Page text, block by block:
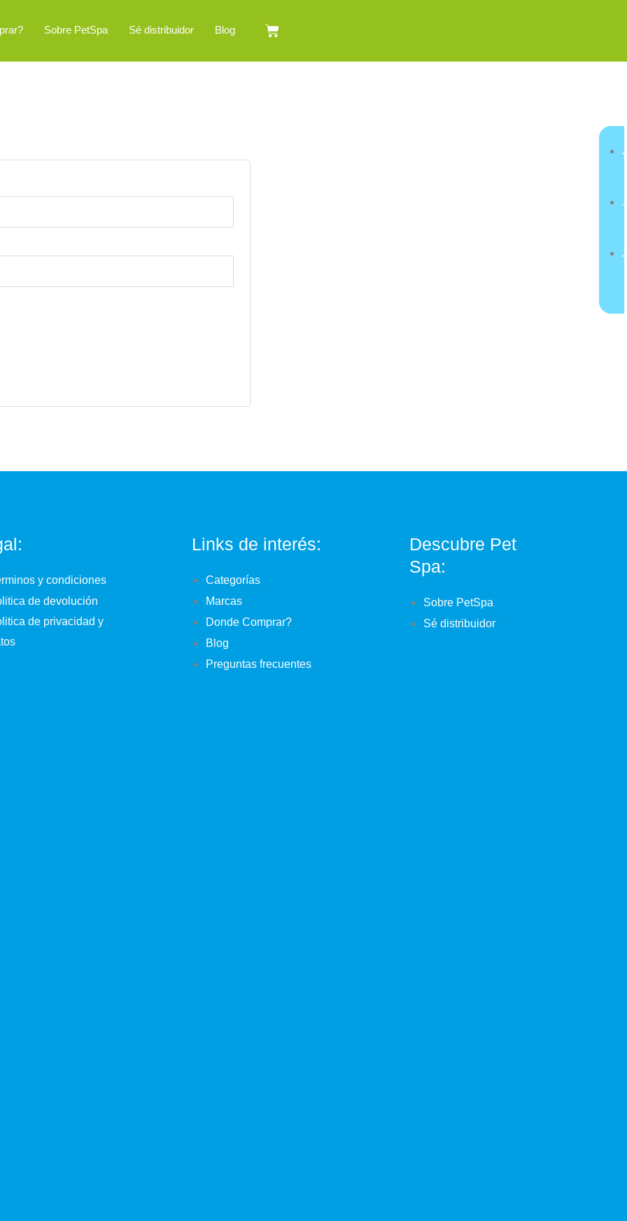
Sobre PetSpa Sé distribuidor Blog Cart
y condiciones
de devolución
de privacidad y
Links de interés:
Categorías
Marcas
Donde Comprar?
Blog
Preguntas frecuentes
Descubre Pet
Spa:
Sobre PetSpa
Sé distribuidor